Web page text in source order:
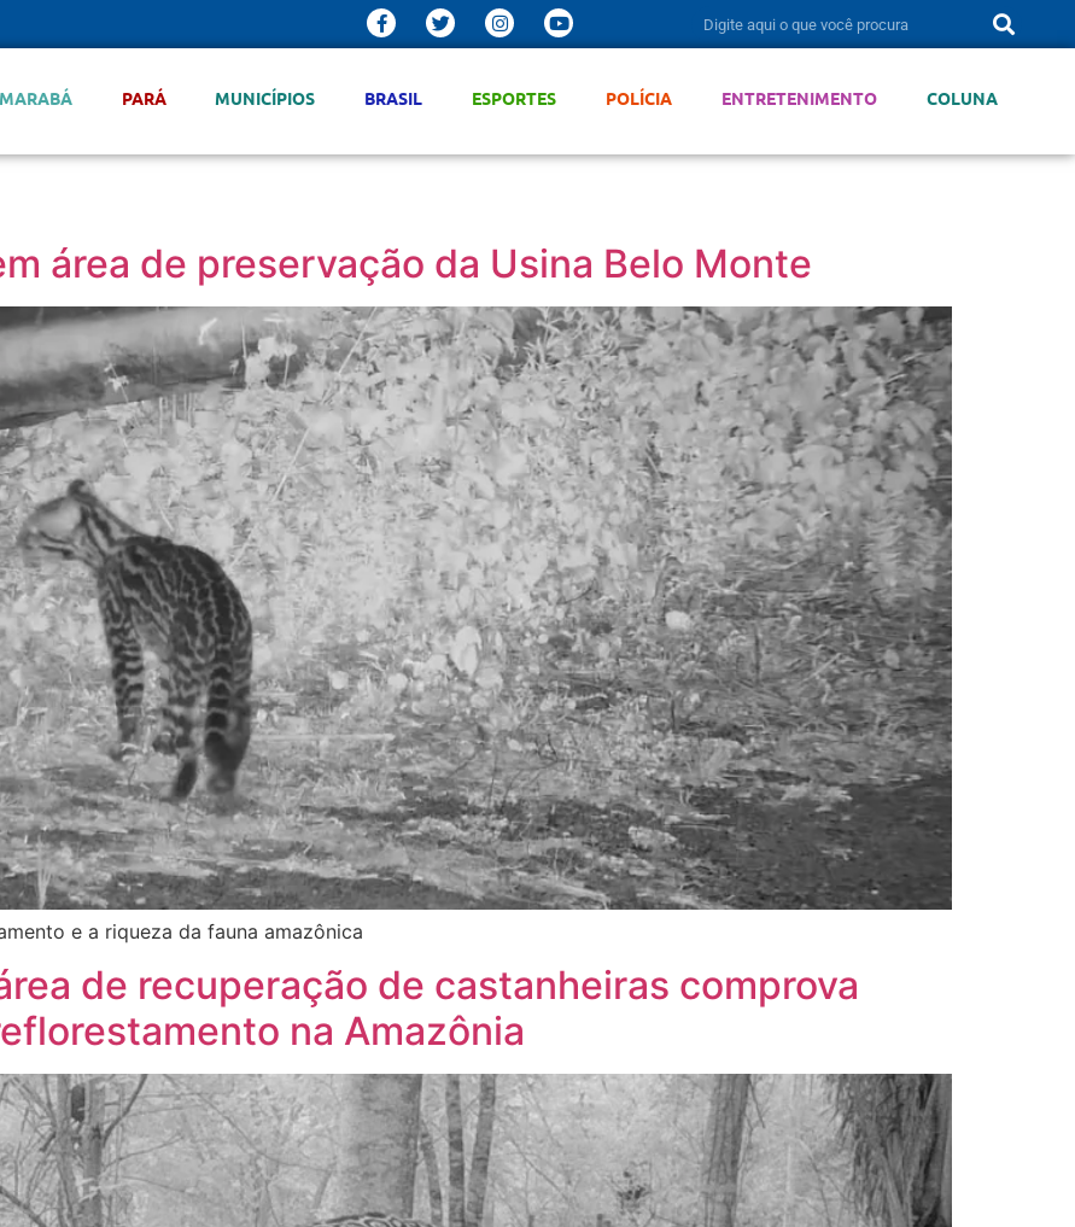
MARABÁ PARÁ MUNICÍPIOS BRASIL ESPORTES POLÍCIA ENTRETENIMENTO COLUNA
área de preservação da Usina Belo Monte
e a riqueza da fauna amazônica
de recuperação de castanheiras comprova
na Amazônia